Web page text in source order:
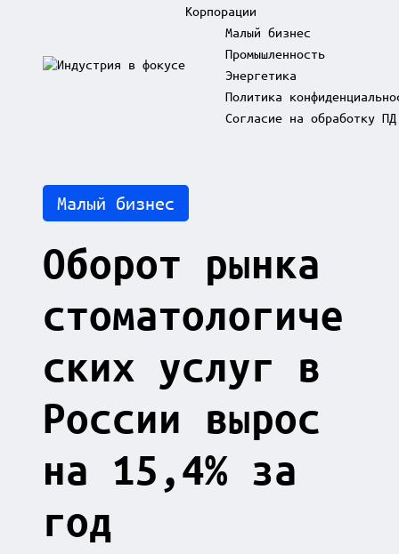
р
я
ф
о
у
с
Корпорации
Малый бизнес
Промышленность
Энергетика
Политика
Согласие на обработку ПД
Posted
in
Малый бизнес
Оборот рынка
стоматологиче
ских услуг в
России вырос
на 15,4% за
год